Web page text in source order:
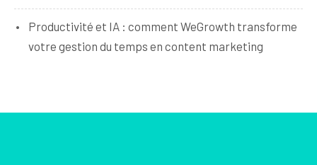
Productivité et IA : comment WeGrowth transforme
votre gestion du temps en content marketing